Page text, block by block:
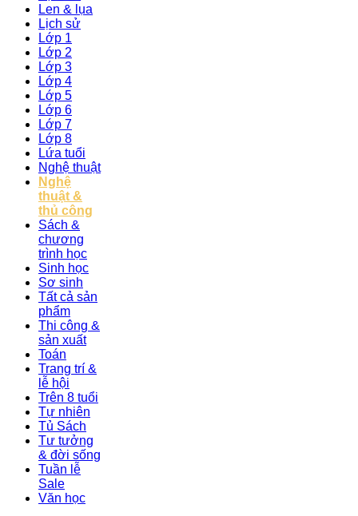
Len & lụa
Lịch sử
Lớp 1
Lớp 2
Lớp 3
Lớp 4
Lớp 5
Lớp 6
Lớp 7
Lớp 8
Lứa tuổi
Nghệ thuật
Nghệ
thuật &
thủ công
Sách &
chương
trình học
Sinh học
Sơ sinh
Tất cả sản
phẩm
Thi công &
sản xuất
Toán
Trang trí &
lễ hội
Trên 8 tuổi
Tự nhiên
Tủ Sách
Tư tưởng
& đời sống
Tuần lễ
Sale
Văn học